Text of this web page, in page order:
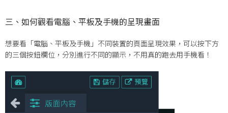
三、如何觀看電腦、平板及手機的呈現畫面
想要看「電腦、平板及手機」不同裝置的頁面呈現效果，可以按下方
的三個按鈕欄位，分別進行不同的顯示，不用真的跑去用手機看！